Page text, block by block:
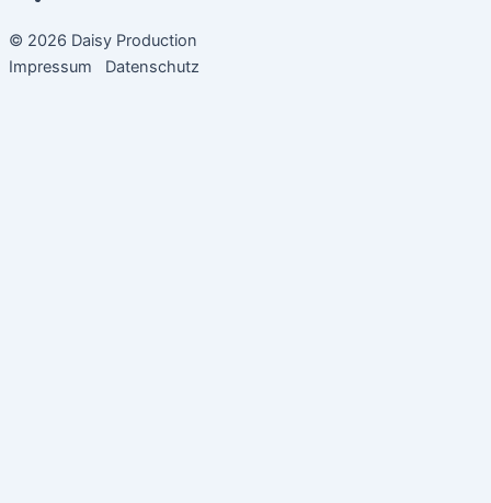
© 2026 Daisy Production
Impressum
Datenschutz